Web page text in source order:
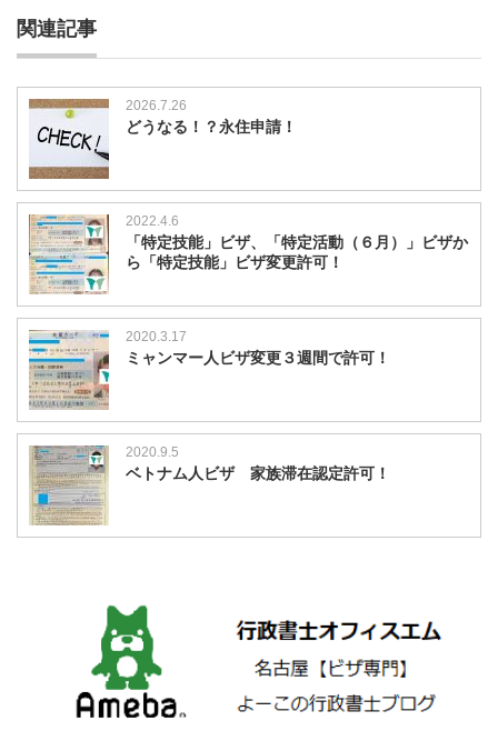
関連記事
2026.7.26
どうなる！？永住申請！
2022.4.6
「特定技能」ビザ、「特定活動（６月）」ビザか
ら「特定技能」ビザ変更許可！
2020.3.17
ミャンマー人ビザ変更３週間で許可！
2020.9.5
ベトナム人ビザ 家族滞在認定許可！